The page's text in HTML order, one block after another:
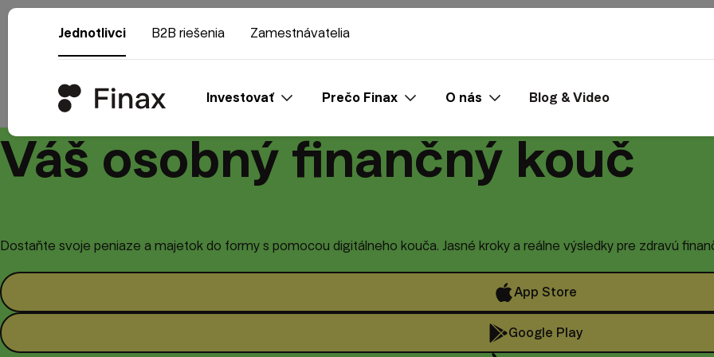
Jednotlivci B2B riešenia Zamestnávatelia
Investovať Prečo Finax O nás Blog & Video
Váš osobný finančný kouč
Dostaňte svoje peniaze a majetok do formy s pomocou digitálneho kouča. Jasné kroky a reálne výsledky pre zdravú
App Store
Google Play